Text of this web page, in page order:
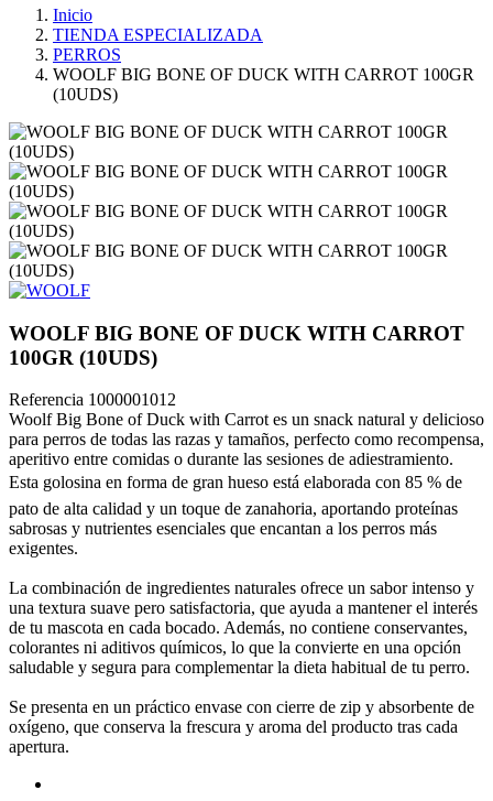
Inicio
TIENDA ESPECIALIZADA
PERROS
WOOLF BIG BONE OF DUCK WITH CARROT 100GR
(10UDS)
WOOLF BIG BONE OF DUCK WITH CARROT
100GR (10UDS)
Referencia 1000001012
Woolf Big Bone of Duck with Carrot es un snack natural y delicioso
para perros de todas las razas y tamaños, perfecto como recompensa,
aperitivo entre comidas o durante las sesiones de adiestramiento.
Esta golosina en forma de gran hueso está elaborada con 85 % de
pato de alta calidad y un toque de zanahoria, aportando proteínas
sabrosas y nutrientes esenciales que encantan a los perros más
exigentes.
La combinación de ingredientes naturales ofrece un sabor intenso y
una textura suave pero satisfactoria, que ayuda a mantener el interés
de tu mascota en cada bocado. Además, no contiene conservantes,
colorantes ni aditivos químicos, lo que la convierte en una opción
saludable y segura para complementar la dieta habitual de tu perro.
Se presenta en un práctico envase con cierre de zip y absorbente de
oxígeno, que conserva la frescura y aroma del producto tras cada
apertura.